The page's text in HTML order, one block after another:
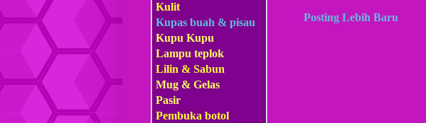
Posting Lebih Baru
Kulit
Kupas buah & pisau
Kupu Kupu
Lampu teplok
Lilin & Sabun
Mug & Gelas
Pasir
Pembuka botol